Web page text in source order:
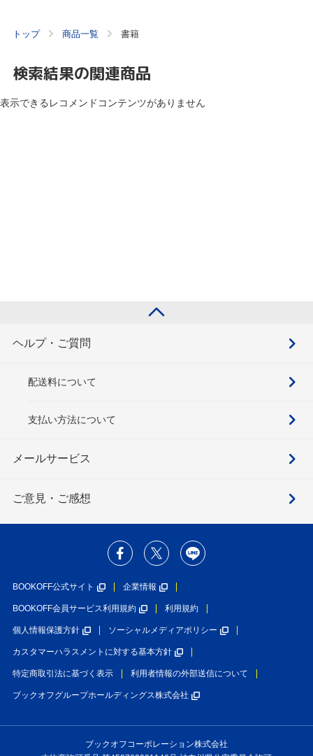
トップ 商品一覧 書籍
検索結果の関連商品
表示できるレコメンドコンテンツがありません
ヘルプ・ご質問
配送料について
支払い方法について
メールサービス
ご意見・ご感想
BOOKOFF公式サイト 企業情報
BOOKOFF会員サービス利用規約 利用規約
個人情報保護方針 ソーシャルメディアポリシー
カスタマーハラスメントに対する基本方針
特定商取引法に基づく表示 利用者情報の外部送信について
ブックオフグループホールディングス株式会社
ブックオフコーポレーション株式会社